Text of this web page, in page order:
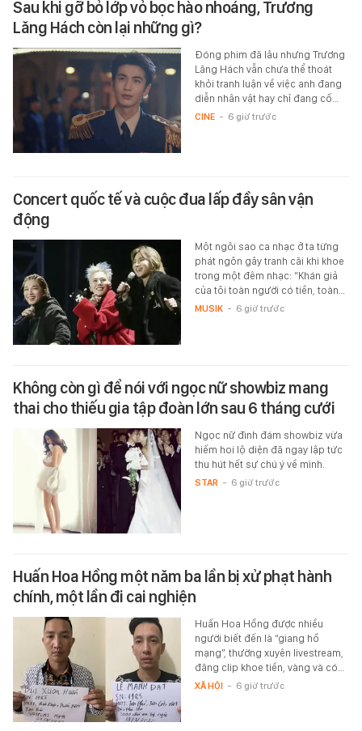
Sau khi gỡ bỏ lớp vỏ bọc hào nhoáng, Trương
Lăng Hách còn lại những gì?
Đóng phim đã lâu nhưng Trương
Lăng Hách vẫn chưa thể thoát
khỏi tranh luận về việc anh đang
diễn nhân vật hay chỉ đang cố…
CINE - 6 giờ trước
Concert quốc tế và cuộc đua lấp đầy sân vận
động
Một ngôi sao ca nhạc ở ta từng
phát ngôn gây tranh cãi khi khoe
trong một đêm nhạc: “Khán giả
của tôi toàn người có tiền, toàn…
MUSIK - 6 giờ trước
Không còn gì để nói với ngọc nữ showbiz mang
thai cho thiếu gia tập đoàn lớn sau 6 tháng cưới
Ngọc nữ đình đám showbiz vừa
hiếm hoi lộ diện đã ngay lập tức
thu hút hết sự chú ý về mình.
STAR - 6 giờ trước
Huấn Hoa Hồng một năm ba lần bị xử phạt hành
chính, một lần đi cai nghiện
Huấn Hoa Hồng được nhiều
người biết đến là “giang hồ
mạng”, thường xuyên livestream,
đăng clip khoe tiền, vàng và có…
XÃ HỘI - 6 giờ trước